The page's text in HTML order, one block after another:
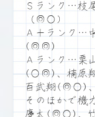
Ｓランク…枝
（◎○）
Ａ＋ランク…
(◎◎)
Ａランク…栗
(○◎)、楠原
百武翔(◎○)
そのほかで
慶太(◎○)、